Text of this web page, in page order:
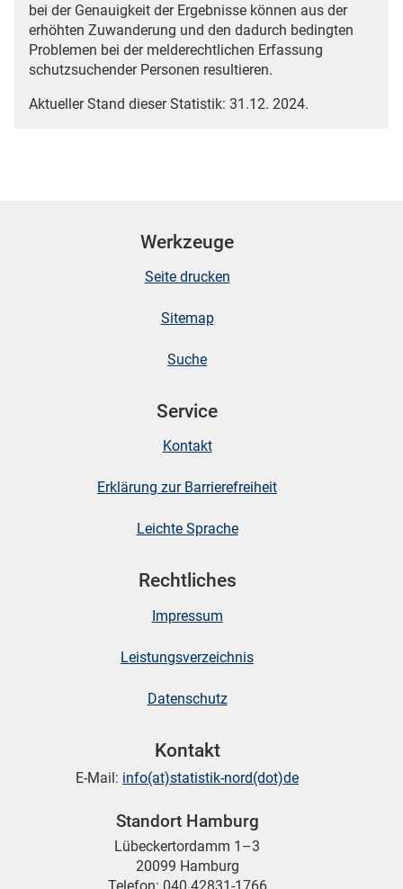
bei der Genauigkeit der Ergebnisse können aus der
erhöhten Zuwanderung und den dadurch bedingten
Problemen bei der melderechtlichen Erfassung
schutzsuchender Personen resultieren.
Aktueller Stand dieser Statistik: 31.12. 2024.
Werkzeuge
Seite drucken
Sitemap
Suche
Service
Kontakt
Erklärung zur Barrierefreiheit
Leichte Sprache
Rechtliches
Impressum
Leistungsverzeichnis
Datenschutz
Kontakt
E-Mail: info(at)statistik-nord(dot)de
Standort Hamburg
Lübeckertordamm 1–3
20099 Hamburg